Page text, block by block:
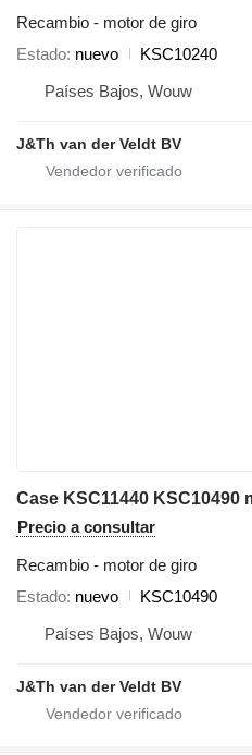
Recambio - motor de giro
Estado nuevo
KSC10240
Países Bajos, Wouw
J&Th van der Veldt BV
Precio a consultar
Recambio - motor de giro
Estado nuevo
KSC10490
Países Bajos, Wouw
J&Th van der Veldt BV